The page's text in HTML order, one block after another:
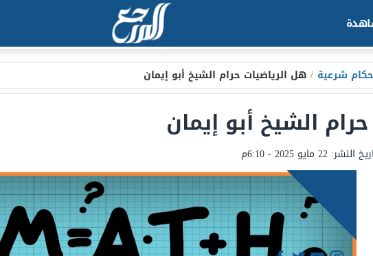
شرعية / هل الرياضيات حرام الشيخ أبو إيمان
الشيخ أبو إيمان
النشر: 22 مايو 2025 - 6:10م